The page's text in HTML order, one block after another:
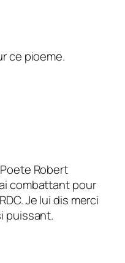
ce pioeme.
Robert
combattant pour
Je lui dis merci
puissant.